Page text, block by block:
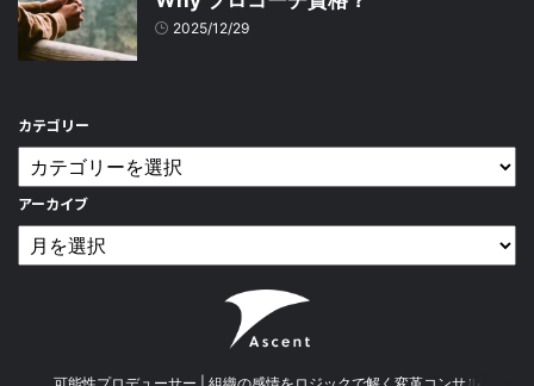
2025/12/29
カテゴリー
アーカイブ